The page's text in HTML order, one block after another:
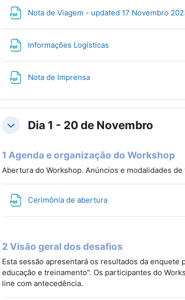
Nota de Viagem - updated 17 Novembro
Informações Logísticas
Nota de Imprensa
СвернутьDia 1 - 20 de Novembro
1 Agenda e organização do Workshop
Abertura do Workshop. Anúncios e modalidades de
Cerimônia de abertura
2 Visão geral dos desafios
Esta sessão apresentará os resultados da
educação e treinamento". Os participantes do
line com antecedência.